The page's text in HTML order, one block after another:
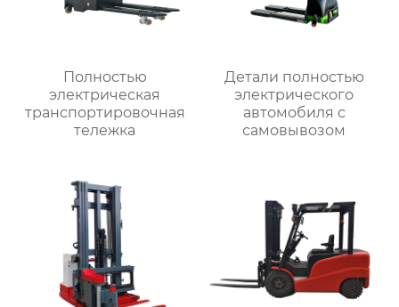
Полностью
электрическая
транспортировочная
тележка
Детали полностью
электрического
автомобиля с
самовывозом